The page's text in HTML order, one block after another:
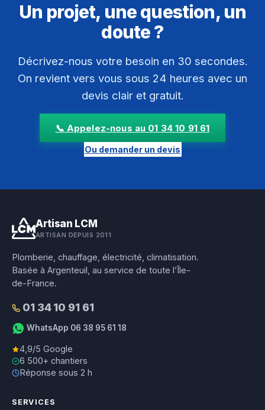
Un projet, une question, un
doute ?
Décrivez-nous votre besoin en 30 secondes.
On revient vers vous sous 24 heures avec un
devis clair et gratuit.
📞 Appelez-nous au 01 34 10 91 61
Ou demander un devis
Artisan LCM
ARTISAN DEPUIS 2011
Plomberie, chauffage, électricité, climatisation.
Basée à Argenteuil, au service de toute l’Île-
de-France.
01 34 10 91 61
WhatsApp 06 38 95 61 18
4,9/5 Google
6 500+ chantiers
Réponse sous 2 h
SERVICES